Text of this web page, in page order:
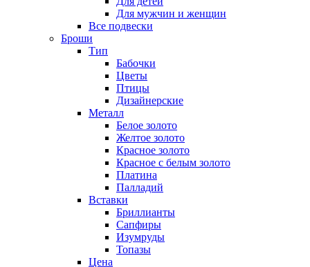
Для мужчин и женщин
Все подвески
Броши
Тип
Бабочки
Цветы
Птицы
Дизайнерские
Металл
Белое золото
Желтое золото
Красное золото
Красное с белым золото
Платина
Палладий
Вставки
Бриллианты
Сапфиры
Изумруды
Топазы
Цена